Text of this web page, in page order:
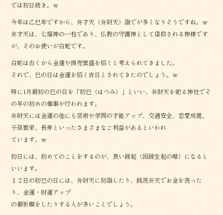
では初日続き。ｗ
今年は乙巳年ですから、弁才天（弁財天）詣でが多くなりそうですね。ｗ
弁才天は、七福神の一柱であり、仏教の守護神として信仰される神様です
が、そのお使いが白蛇です。
白蛇は古くから金運や商売繁盛を招くと考えられてきました。
それで、巳の日は金運を招く吉日とされてきたのでしょう。ｗ
特に1月最初の巳の日を「初巳（はつみ）」といい、弁財天を祀る神社でそ
の年の初めの催事が行われます。
弁財天には金運の他にも芸術や学問の才能アップ、交通安全、恋愛成就、
子孫繁栄、長寿といったさまざまなご利益があるといわれ
ています。ｗ
初日には、初めてのことをするのが、良い縁起（因縁生起の略）になると
いいます。
１２日の初巳の日には、弁財天に初詣したり、銭洗弁天でお金を洗った
り、金運・財運アップ
の御祈願をしたりする人が多いことでしょう。